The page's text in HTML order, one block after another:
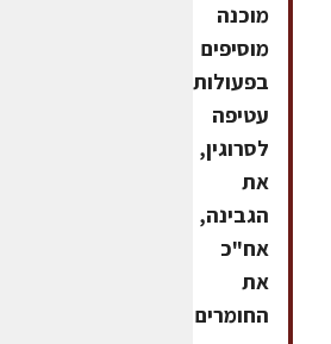
מוכנה
מוסיפים
בפעולות
עטיפה
לסרוגין,
את
הגבינה,
אח"כ
את
החומרים